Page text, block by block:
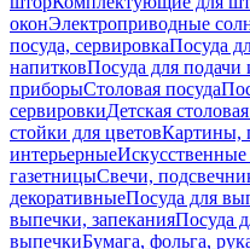
оконЭлектроприводные
посуда, сервировкаПосуда
напитковПосуда для подачи
приборыСтоловая посуда
сервировкиДетская
стойки для цветовКартины,
интерьерныеИскусственные
газетницыСвечи,
декоративныеПосуда для
выпечки, запеканияПосуда
выпечкиБумага, фольга,